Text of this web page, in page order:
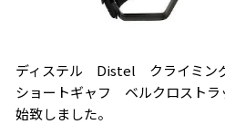
ディステル Distel クライミン
ショートギャフ ベルクロスト
始致しました。